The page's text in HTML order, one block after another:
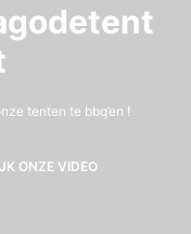
tenten te bbq’en !
ONZE VIDEO